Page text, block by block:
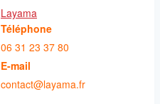
Layama
Téléphone
06 31 23 37 80
E-mail
contact@layama.fr